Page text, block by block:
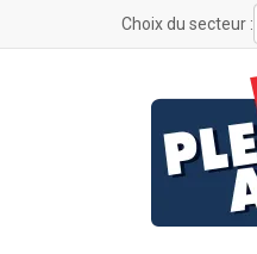
Choix du secteur :